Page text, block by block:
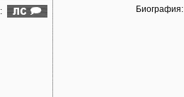
Биография: